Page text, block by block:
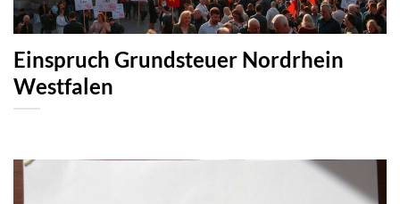
Einspruch Grundsteuer Nordrhein
Westfalen